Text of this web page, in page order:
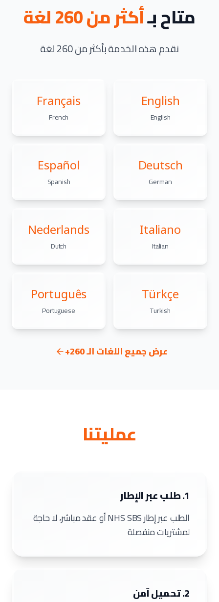
متاح بـأكثر من 260 لغة
نقدم هذه الخدمة بأكثر من 260 لغة
English
English
Français
French
Deutsch
German
Español
Spanish
Italiano
Italian
Nederlands
Dutch
Türkçe
Turkish
Português
Portuguese
عرض جميع اللغات الـ 260+
عمليتنا
1. طلب عبر الإطار
الطلب عبر إطار NHS SBS أو عقد مباشر، لا حاجة
لمشتريات منفصلة
2. تحميل آمن